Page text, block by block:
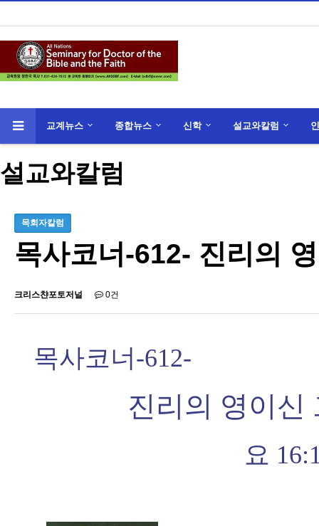
교계뉴스 종합뉴스 신학 설교와칼럼
설교와칼럼
목회자칼럼
목사코너-612- 진리의
크리스챤포토저널 0건
목사코너 -612-
진리의 영이신
요